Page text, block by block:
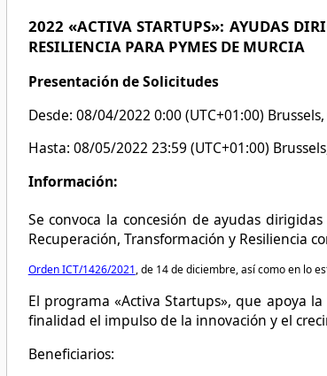
2022 «ACTIVA STARTUPS»: AYUDAS
RESILIENCIA PARA PYMES DE MURCIA
Presentación de Solicitudes
Desde: 08/04/2022 0:00 (UTC+01:00)
Hasta: 08/05/2022 23:59 (UTC+01:00)
Información:
Se convoca la concesión de ayudas
Recuperación, Transformación y Resiliencia
Orden ICT/1426/2021, de 14 de diciembre, así como en lo
El programa «Activa Startups», que apoya
finalidad el impulso de la innovación y el
Beneficiarios: